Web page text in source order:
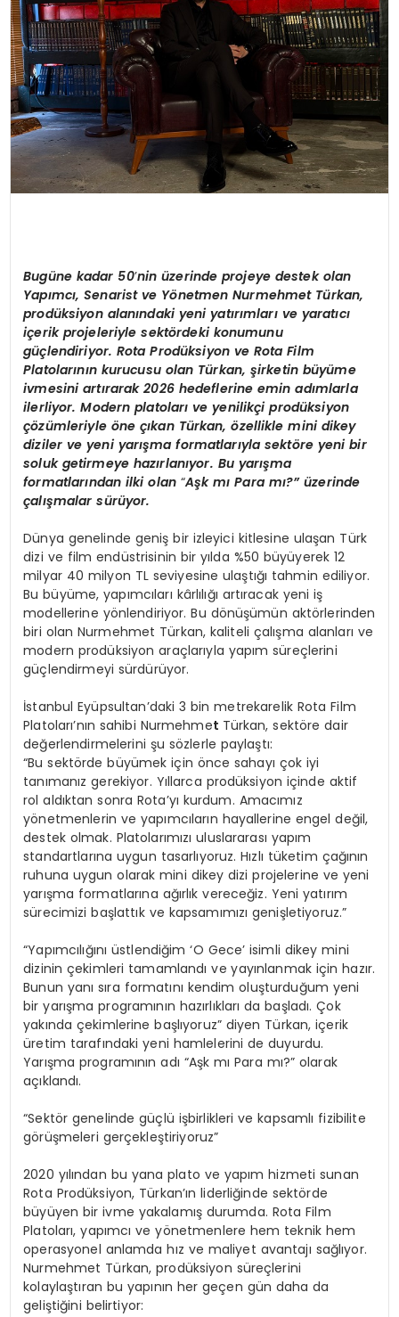
Bugüne kadar 50’nin üzerinde projeye destek olan
Yapımcı, Senarist ve Yönetmen Nurmehmet Türkan,
prodüksiyon alanındaki yeni yatırımları ve yaratıcı
içerik projeleriyle sektördeki konumunu
güçlendiriyor. Rota Prodüksiyon ve Rota Film
Platolarının kurucusu olan Türkan, şirketin büyüme
ivmesini artırarak 2026 hedeflerine emin adımlarla
ilerliyor. Modern platoları ve yenilikçi prodüksiyon
çözümleriyle öne çıkan Türkan, özellikle mini dikey
diziler ve yeni yarışma formatlarıyla sektöre yeni bir
soluk getirmeye hazırlanıyor. Bu yarışma
formatlarından ilki olan “Aşk mıPara mı?” üzerinde
çalışmalar sürüyor.
Dünya genelinde geniş bir izleyici kitlesine ulaşan Türk
dizi ve film endüstrisinin bir yılda %50 büyüyerek 12
milyar 40 milyon TL seviyesine ulaştığı tahmin ediliyor.
Bu büyüme, yapımcıları kârlılığı artıracak yeni iş
modellerine yönlendiriyor. Bu dönüşümün aktörlerinden
biri olan Nurmehmet Türkan, kaliteli çalışma alanları ve
modern prodüksiyon araçlarıyla yapım süreçlerini
güçlendirmeyi sürdürüyor.
İstanbul Eyüpsultan’daki 3 bin metrekarelik Rota Film
Platoları’nın sahibi Nurmehmet Türkan, sektöre dair
değerlendirmelerini şu sözlerle paylaştı:
“Bu sektörde büyümek için önce sahayı çok iyi
tanımanız gerekiyor. Yıllarca prodüksiyon içinde aktif
rol aldıktan sonra Rota’yı kurdum. Amacımız
yönetmenlerin ve yapımcıların hayallerine engel değil,
destek olmak. Platolarımızı uluslararası yapım
standartlarına uygun tasarlıyoruz. Hızlı tüketim çağının
ruhuna uygun olarak mini dikey dizi projelerine ve yeni
yarışma formatlarına ağırlık vereceğiz. Yeni yatırım
sürecimizi başlattık ve kapsamımızı genişletiyoruz.”
“Yapımcılığını üstlendiğim ‘O Gece’ isimli dikey mini
dizinin çekimleri tamamlandı ve yayınlanmak için hazır.
Bunun yanı sıra formatını kendim oluşturduğum yeni
bir yarışma programının hazırlıkları da başladı. Çok
yakında çekimlerine başlıyoruz” diyen Türkan, içerik
üretim tarafındaki yeni hamlelerini de duyurdu.
Yarışma programının adı “Aşk mı Para mı?” olarak
açıklandı.
“Sektör genelinde güçlü işbirlikleri ve kapsamlı fizibilite
görüşmeleri gerçekleştiriyoruz”
2020 yılından bu yana plato ve yapım hizmeti sunan
Rota Prodüksiyon, Türkan’ın liderliğinde sektörde
büyüyen bir ivme yakalamış durumda. Rota Film
Platoları, yapımcı ve yönetmenlere hem teknik hem
operasyonel anlamda hız ve maliyet avantajı sağlıyor.
Nurmehmet Türkan, prodüksiyon süreçlerini
kolaylaştıran bu yapının her geçen gün daha da
geliştiğini belirtiyor: